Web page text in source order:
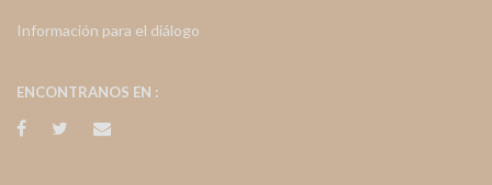
Información para el diálogo
ENCONTRANOS EN :